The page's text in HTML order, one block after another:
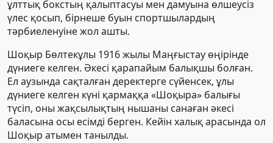
ұлттық бокстың қалыптасуы мен дамуына өлшеусіз
үлес қосып, бірнеше буын спортшылардың
тәрбиеленуіне жол ашты.
Шоқыр Бөлтекұлы 1916 жылы Маңғыстау өңірінде
дүниеге келген. Әкесі қарапайым балықшы болған.
Ел аузында сақталған деректерге сүйенсек, ұлы
дүниеге келген күні қармаққа «Шоқыра» балығы
түсіп, оны жақсылықтың нышаны санаған әкесі
баласына осы есімді берген. Кейін халық арасында ол
Шоқыр атымен танылды.